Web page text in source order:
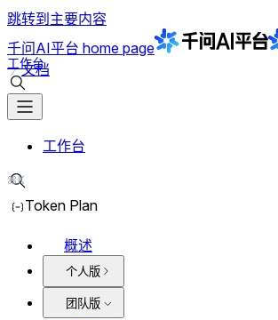
跳转到主要内容
千问AI平台 home page
文档
工作台
工作台
⌘K
Token Plan
概述
个人版
团队版